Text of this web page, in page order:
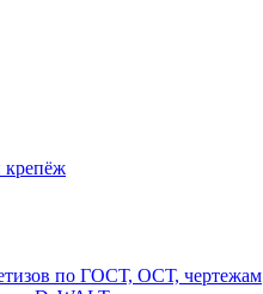
по ГОСТ, ОСТ, чертежам